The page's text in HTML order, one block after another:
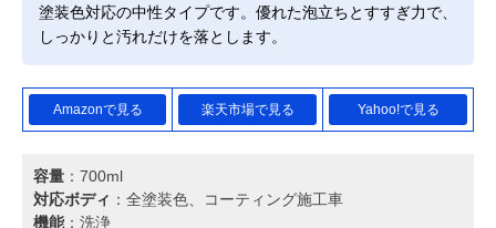
塗装色対応の中性タイプです。優れた泡立ちとすすぎ力で、
しっかりと汚れだけを落とします。
Amazonで見る 楽天市場で見る Yahoo!で見る
容量 ：700ml
対応ボディ ：全塗装色、コーティング施工車
機能：洗浄